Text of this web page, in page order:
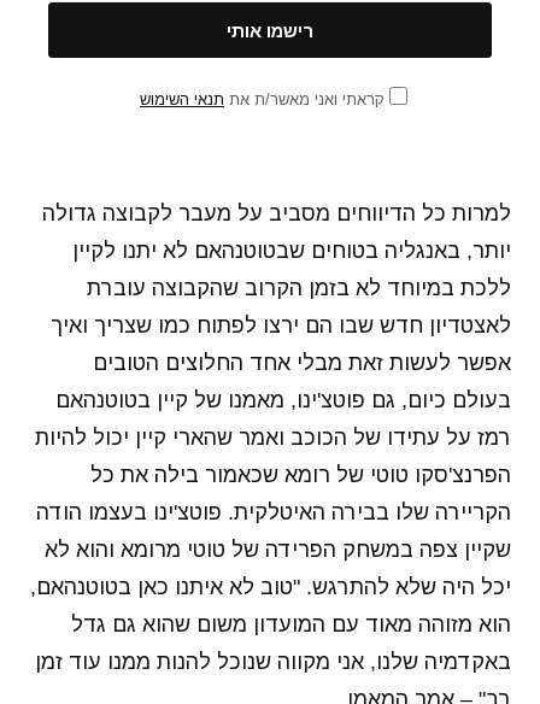
קראתי ואני מאשר/ת את תנאי השימוש
למרות כל הדיווחים מסביב על מעבר לקבוצה גדולה
יותר, באנגליה בטוחים שבטוטנהאם לא יתנו לקיין
ללכת במיוחד לא בזמן הקרוב שהקבוצה עוברת
לאצטדיון חדש שבו הם ירצו לפתוח כמו שצריך ואיך
אפשר לעשות זאת מבלי אחד החלוצים הטובים
בעולם כיום, גם פוטצ'ינו, מאמנו של קיין בטוטנהאם
רמז על עתידו של הכוכב ואמר שהארי קיין יכול להיות
הפרנצ'סקו טוטי של רומא שכאמור בילה את כל
הקריירה שלו בבירה האיטלקית. פוטצ'ינו בעצמו הודה
שקיין צפה במשחק הפרידה של טוטי מרומא והוא לא
יכל היה שלא להתרגש. "טוב לא איתנו כאן בטוטנהאם,
הוא מזוהה מאוד עם המועדון משום שהוא גם גדל
באקדמיה שלנו, אני מקווה שנוכל להנות ממנו עוד זמן
רב" – אמר המאמן.